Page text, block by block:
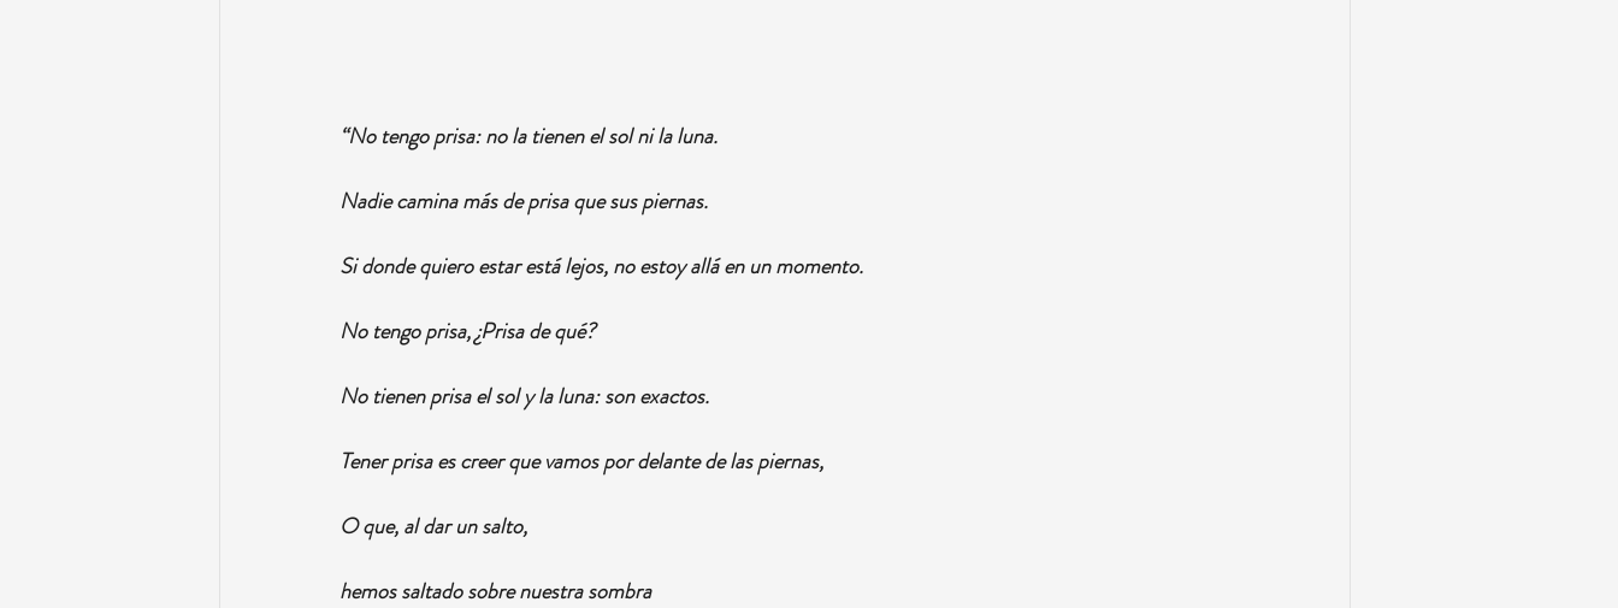
“No tengo prisa: no la tienen el sol ni la luna.
Nadie camina más de prisa que sus piernas.
Si donde quiero estar está lejos, no estoy allá en un momento.
No tengo prisa, ¿Prisa de qué?
No tienen prisa el sol y la luna: son exactos.
Tener prisa es creer que vamos por delante de las piernas,
O que, al dar un salto,
hemos saltado sobre nuestra sombra